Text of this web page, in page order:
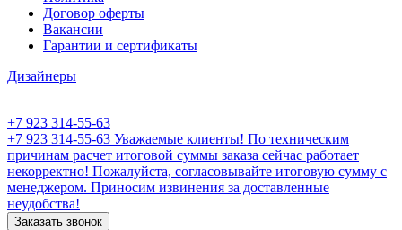
Договор оферты
Вакансии
Гарантии и сертификаты
Дизайнеры
+7 923 314-55-63
+7 923 314-55-63 Уважаемые клиенты! По техническим
причинам расчет итоговой суммы заказа сейчас работает
некорректно! Пожалуйста, согласовывайте итоговую сумму с
менеджером. Приносим извинения за доставленные
неудобства!
Заказать звонок